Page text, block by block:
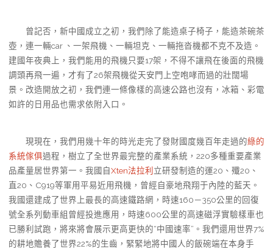
曾記否，新中國成立之初，我們除了能造桌子椅子，能造茶碗茶
壺，連一輛car 、一架飛機、一輛坦克、一輛拖沓機都不克不及造。
建國年夜典上，我們能用的飛機只要17架，不得不讓飛在後面的飛機
調頭再飛一遍，才有了26架飛機從天安門上空咆哮而過的壯闊場
景。改造開放之初，我們連一條像樣的高速公路也沒有，冰箱、彩電
如許的日用品也需求依附入口。
現現在，我們用幾十年的時光走完了發財國度幾百年走過的綠的
系統傢俱過程，樹立了全世界最完整的產業系統，220多種重要產業
品產量居世界第一。我國自Xten法拉利 立研發制造的運20、殲20、
直20、C919等軍用平易近用飛機，曾經自豪地飛翔于內陸的藍天。
我國還建成了世界上最長的高速鐵路網，時速160－350公里的回復
號全系列動車組曾經投進應用，時速600公里的高速磁浮實驗樣車也
已勝利試跑，將來將會展示更高更快的“中國速率”。我們還用世界7%
的耕地贍養了世界22%的生齒，緊緊地將中國人的飯碗端在本身手